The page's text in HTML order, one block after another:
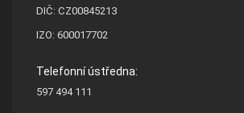
DIČ: CZ00845213
IZO: 600017702
Telefonní ústředna:
597 494 111